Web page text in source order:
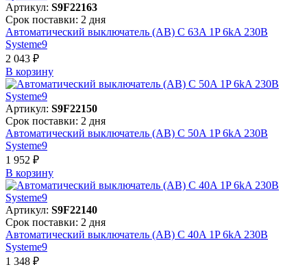
Артикул: S9F22163
Срок поставки: 2 дня
Автоматический выключатель (АВ) C 63A 1P 6kA 230В
Systeme9
2 043 ₽
В корзинy
Артикул: S9F22150
Срок поставки: 2 дня
Автоматический выключатель (АВ) C 50A 1P 6kA 230В
Systeme9
1 952 ₽
В корзинy
Артикул: S9F22140
Срок поставки: 2 дня
Автоматический выключатель (АВ) C 40A 1P 6kA 230В
Systeme9
1 348 ₽